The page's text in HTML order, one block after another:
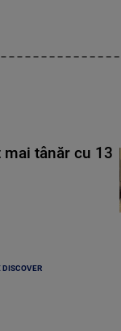
mai tânăr cu 13
DISCOVER